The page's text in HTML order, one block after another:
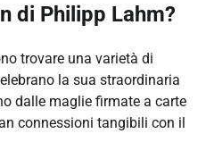
di Philipp Lahm?
trovare una varietà di
la sua straordinaria
dalle maglie firmate a carte
connessioni tangibili con il